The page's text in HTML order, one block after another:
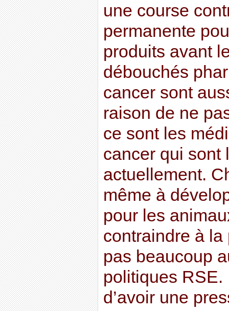
une course
permanente
produits avant
débouchés
cancer sont
raison de ne
ce sont les
cancer qui sont
actuellement.
même à
pour les
contraindre à
pas beaucoup
politiques RSE.
d’avoir une